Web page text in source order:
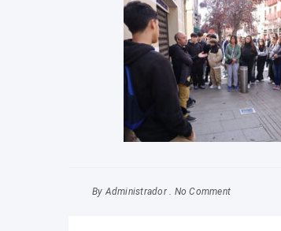
By Administrador No Comment